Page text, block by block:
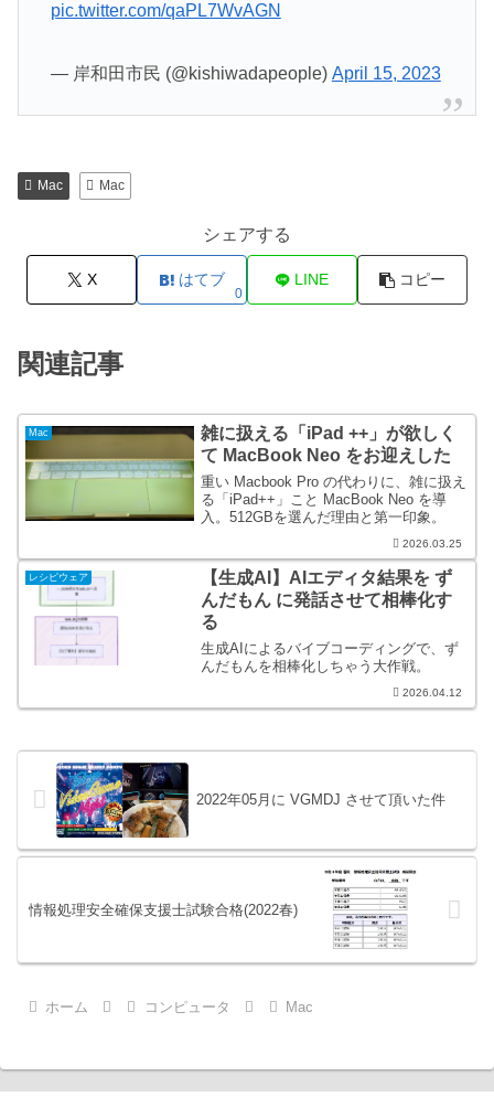
pic.twitter.com/qaPL7WvAGN
— 岸和田市民 (@kishiwadapeople) April 15, 2023
Mac Mac
シェアする
X はてブ
0
LINE コピー
関連記事
Mac
雑に扱える「iPad ++」が欲しく
て MacBook Neo をお迎えした
重い Macbook Pro の代わりに、雑に扱え
る「iPad++」こと MacBook Neo を導
入。512GBを選んだ理由と第一印象。
2026.03.25
レシピウェア
【生成AI】AIエディタ結果を ず
んだもん に発話させて相棒化す
る
生成AIによるバイブコーディングで、ず
んだもんを相棒化しちゃう大作戦。
2026.04.12
2022年05月に VGMDJ させて頂いた件
情報処理安全確保支援士試験合格(2022春)
ホーム コンピュータ Mac